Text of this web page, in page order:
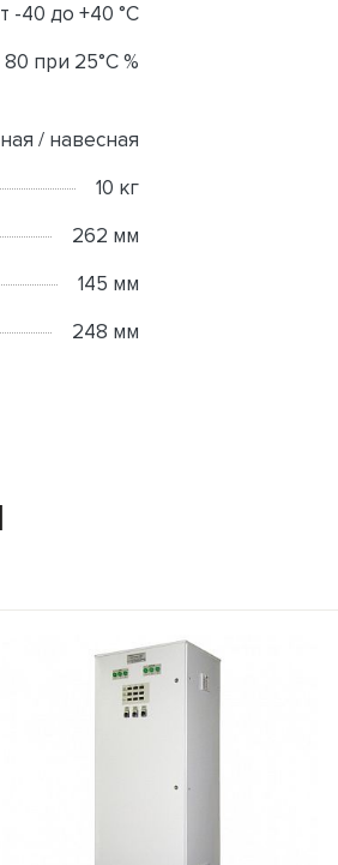
-40 до +40 °C
при 25°С %
/ навесная
10 кг
262 мм
145 мм
248 мм